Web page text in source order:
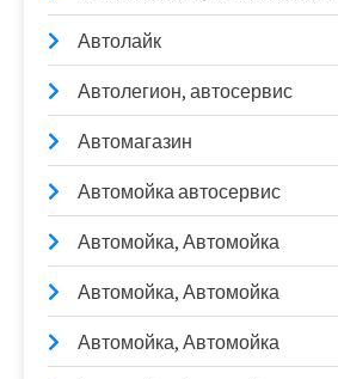
Автолайк
Автолегион, автосервис
Автомагазин
Автомойка автосервис
Автомойка, Автомойка
Автомойка, Автомойка
Автомойка, Автомойка